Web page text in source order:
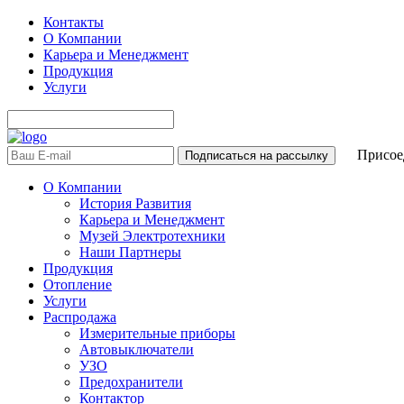
Контакты
О Компании
Карьера и Менеджмент
Продукция
Услуги
О Компании
История Развития
Карьера и Менеджмент
Музей Электротехники
Наши Партнеры
Продукция
Отопление
Услуги
Распродажа
Измерительные приборы
Автовыключатели
УЗО
Предохранители
Контактор